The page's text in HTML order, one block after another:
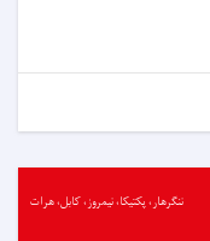
ننګرهار، پکتیکا، نیمروز، کابل، هرات